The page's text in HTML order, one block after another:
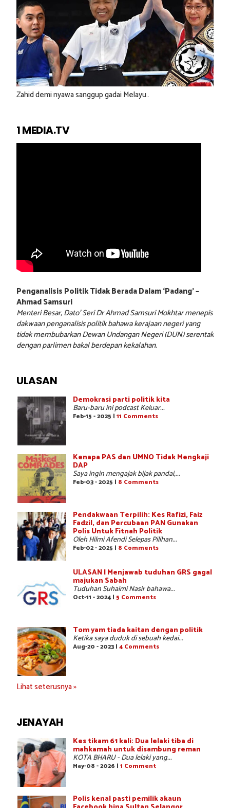
Zahid demi nyawa sanggup gadai Melayu..
1 MEDIA.TV
Penganalisis Politik Tidak Berada Dalam ‘Padang’ –
Ahmad Samsuri
Menteri Besar, Dato’ Seri Dr Ahmad Samsuri Mokhtar menepis
dakwaan penganalisis politik bahawa kerajaan negeri yang
tidak membubarkan Dewan Undangan Negeri (DUN) serentak
dengan parlimen bakal berdepan kekalahan.
ULASAN
Demokrasi parti politik kita
Baru-baru ini podcast Keluar...
Feb-15 - 2025 | 11 Comments
Kenapa PAS dan UMNO Tidak Mengkaji
DAP
Saya ingin mengajak bijak pandai,...
Feb-03 - 2025 | 8 Comments
Pendakwaan Terpilih: Kes Rafizi, Faiz
Fadzil, dan Percubaan PAN Gunakan
Polis Untuk Fitnah Politik
Oleh Hilmi Afendi Selepas Pilihan...
Feb-02 - 2025 | 8 Comments
ULASAN | Menjawab tuduhan GRS gagal
majukan Sabah
Tuduhan Suhaimi Nasir bahawa...
Oct-11 - 2024 | 5 Comments
Tom yam tiada kaitan dengan politik
Ketika saya duduk di sebuah kedai...
Aug-20 - 2023 | 4 Comments
Lihat seterusnya »
JENAYAH
Kes tikam 61 kali: Dua lelaki tiba di
mahkamah untuk disambung reman
KOTA BHARU - Dua lelaki yang...
May-08 - 2026 | 1 Comment
Polis kenal pasti pemilik akaun